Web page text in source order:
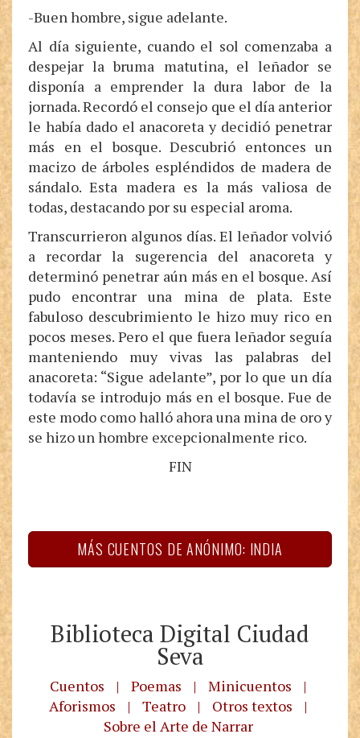
-Buen hombre, sigue adelante.
Al día siguiente, cuando el sol comenzaba a
despejar la bruma matutina, el leñador se
disponía a emprender la dura labor de la
jornada. Recordó el consejo que el día anterior
le había dado el anacoreta y decidió penetrar
más en el bosque. Descubrió entonces un
macizo de árboles espléndidos de madera de
sándalo. Esta madera es la más valiosa de
todas, destacando por su especial aroma.
Transcurrieron algunos días. El leñador volvió
a recordar la sugerencia del anacoreta y
determinó penetrar aún más en el bosque. Así
pudo encontrar una mina de plata. Este
fabuloso descubrimiento le hizo muy rico en
pocos meses. Pero el que fuera leñador seguía
manteniendo muy vivas las palabras del
anacoreta: “Sigue adelante”, por lo que un día
todavía se introdujo más en el bosque. Fue de
este modo como halló ahora una mina de oro y
se hizo un hombre excepcionalmente rico.
FIN
MÁS CUENTOS DE ANÓNIMO: INDIA
Biblioteca Digital Ciudad
Seva
Cuentos | Poemas | Minicuentos
|
Aforismos
| Teatro | Otros textos
|
Sobre el Arte de Narrar